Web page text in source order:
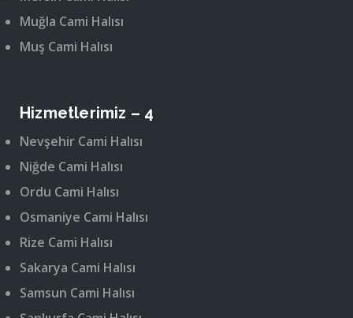
Muğla Cami Halısı
Muş Cami Halısı
Hizmetlerimiz – 4
Nevşehir Cami Halısı
Niğde Cami Halısı
Ordu Cami Halısı
Osmaniye Cami Halısı
Rize Cami Halısı
Sakarya Cami Halısı
Samsun Cami Halısı